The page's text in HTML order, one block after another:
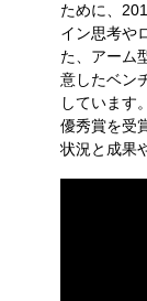
ために、
イン思考や
た、アーム
意したベン
しています
優秀賞を受
状況と成果